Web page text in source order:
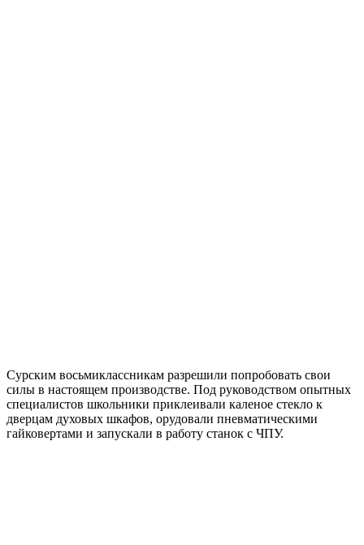
Сурским восьмиклассникам разрешили попробовать свои
силы в настоящем производстве. Под руководством опытных
специалистов школьники приклеивали каленое стекло к
дверцам духовых шкафов, орудовали пневматическими
гайковертами и запускали в работу станок с ЧПУ.